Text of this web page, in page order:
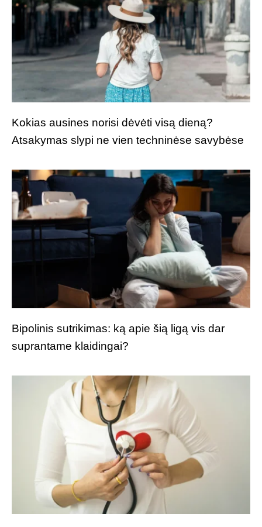
Kokias ausines norisi dėvėti visą dieną?
Atsakymas slypi ne vien techninėse savybėse
Bipolinis sutrikimas: ką apie šią ligą vis dar
suprantame klaidingai?